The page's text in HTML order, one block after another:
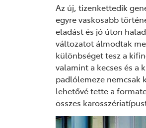
Az új, tizenkettedik
egyre vaskosabb
eladást és jó úton
változatot álmodtak
különbséget tesz a
valamint a kecses és a
padlólemeze nemcsak
lehetővé tette a
összes